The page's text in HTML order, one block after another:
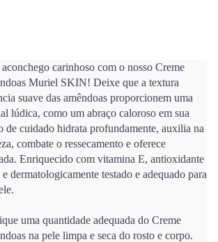
carinhoso com o nosso Creme
Muriel SKIN! Deixe que a textura
suave das amêndoas proporcionem uma
lúdica, como um abraço caloroso em sua
de cuidado hidrata profundamente, auxilia na
combate o ressecamento e oferece
Enriquecido com vitamina E, antioxidante
dermatologicamente testado e adequado para
uma quantidade adequada do Creme
na pele limpa e seca do rosto e corpo.